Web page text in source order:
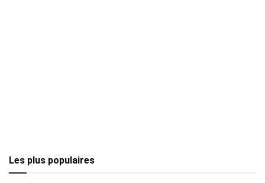
Les plus populaires